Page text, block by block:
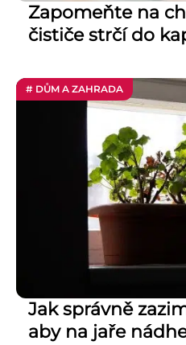
Zapomeňte na
čističe strčí do
# DŮM A ZAHRADA
Jak správně
aby na jaře